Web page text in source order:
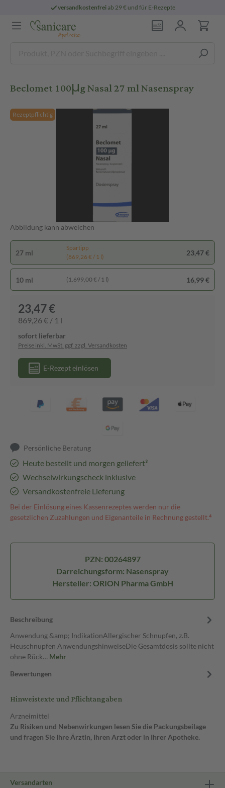
versandkostenfreiab 29 € und für E-Rezepte
Beclomet 100μg Nasal 27 ml Nasenspray
Rezeptpflichtig
Abbildung kann abweichen
27 ml
Spartipp
(869,26 € / 1 l)
23,47 €
10 ml (1.699,00 € / 1 l) 16,99 €
23,47 €
869,26 € / 1 l
sofort lieferbar
Preise inkl. MwSt. ggf. zzgl. Versandkosten
E-Rezept einlösen
Persönliche Beratung
Heute bestellt und morgen geliefert³
Wechselwirkungscheck inklusive
Versandkostenfreie Lieferung
Bei der Einlösung eines Kassenrezeptes werden nur die
gesetzlichen Zuzahlungen und Eigenanteile in Rechnung gestellt.⁴
PZN: 00264897
Darreichungsform: Nasenspray
Hersteller: ORION Pharma GmbH
Beschreibung
Anwendung &amp; IndikationAllergischer Schnupfen, z.B.
Heuschnupfen AnwendungshinweiseDie Gesamtdosis sollte nicht
ohne Rück… Mehr
Bewertungen
Hinweistexte und Pflichtangaben
Arzneimittel
Zu Risiken und Nebenwirkungen lesen Sie die Packungsbeilage
und fragen Sie Ihre Ärztin, Ihren Arzt oder in Ihrer Apotheke.
Versandarten